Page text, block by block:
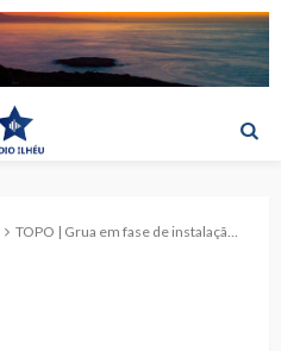
TOPO | Grua em fase de instalação no Porto. (c/vídeo)